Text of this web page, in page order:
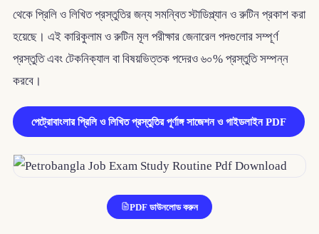
থেকে প্রিলি ও লিখিত প্রস্তুতির জন্য সমন্বিত স্টাডিপ্ল্যান ও রুটিন প্রকাশ করা
হয়েছে। এই কারিকুলাম ও রুটিন মূল পরীক্ষার জেনারেল পদগুলোর সম্পূর্ণ
প্রস্তুতি এবং টেকনিক্যাল বা বিষয়ভিত্তক পদেরও ৬০% প্রস্তুতি সম্পন্ন
করবে।
পেট্রোবাংলার প্রিলি ও লিখিত প্রস্তুতির পূর্ণাঙ্গ সাজেশন ও গাইডলাইন PDF
PDF ডাউনলোড করুন